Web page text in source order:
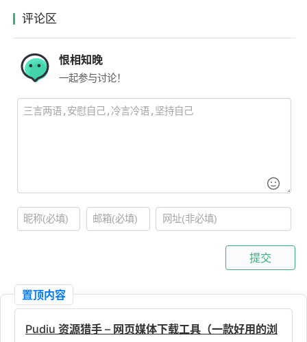
评论区
恨相知晚
一起参与讨论！
提交
置顶内容
Pudiu 资源猎手 – 网页媒体下载工具（一款好用的浏